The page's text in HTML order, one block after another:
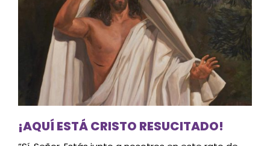
¡AQUÍ ESTÁ CRISTO RESUCITADO!